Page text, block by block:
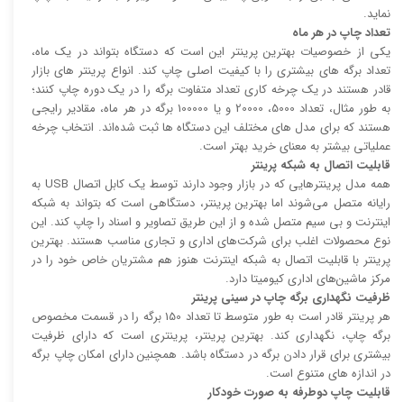
نماید.
تعداد چاپ در هر ماه
یکی از خصوصیات بهترین پرینتر این است که دستگاه بتواند در یک ماه،
تعداد برگه های بیشتری را با کیفیت اصلی چاپ کند. انواع پرینتر های بازار
قادر هستند در یک چرخه کاری تعداد متفاوت برگه را در یک دوره چاپ کنند؛
به طور مثال، تعداد 5000، 20000 و یا 100000 برگه در هر ماه، مقادیر رایجی
هستند که برای مدل های مختلف این دستگاه ها ثبت شده‌اند. انتخاب چرخه
عملیاتی بیشتر به معنای خرید بهتر است.
قابلیت اتصال به شبکه پرینتر
همه مدل پرینتر‌هایی که در بازار وجود دارند توسط یک کابل اتصال USB به
رایانه متصل می‌شوند اما بهترین پرینتر، دستگاهی است که بتواند به شبکه
اینترنت و بی سیم متصل شده و از این طریق تصاویر و اسناد را چاپ کند. این
نوع محصولات اغلب برای شرکت‌های اداری و تجاری مناسب هستند. بهترین
پرینتر با قابلیت اتصال به شبکه اینترنت هنوز هم مشتریان خاص خود را در
مرکز ماشین‌های اداری کیومیتا دارد.
ظرفیت نگهداری برگه چاپ در سینی پرینتر
هر پرینتر قادر است به طور متوسط تا تعداد 150 برگه را در قسمت مخصوص
برگه چاپ، نگهداری کند. بهترین پرینتر، پرینتری است که دارای ظرفیت
بیشتری برای قرار دادن برگه در دستگاه باشد. همچنین دارای امکان چاپ برگه
در اندازه های متنوع است.
قابلیت چاپ دوطرفه به صورت خودکار